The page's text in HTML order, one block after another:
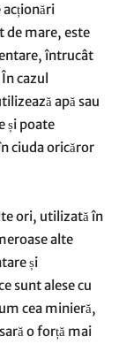
acționări
de mare, este
întrucât
cazul
apă sau
și poate
ciuda oricăror
ori, utilizată în
alte
și
sunt alese cu
cea minieră,
o forță mai